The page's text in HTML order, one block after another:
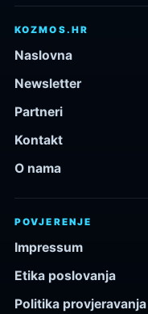
KOZMOS.HR
Naslovna
Newsletter
Partneri
Kontakt
O nama
POVJERENJE
Impressum
Etika poslovanja
Politika